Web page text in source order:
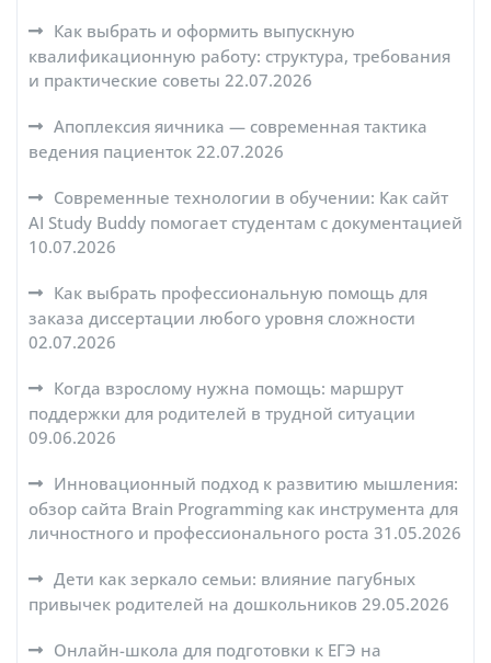
Как выбрать и оформить выпускную
квалификационную работу: структура, требования
и практические советы 22.07.2026
Апоплексия яичника — современная тактика
ведения пациенток 22.07.2026
Современные технологии в обучении: Как сайт
AI Study Buddy помогает студентам с документацией
10.07.2026
Как выбрать профессиональную помощь для
заказа диссертации любого уровня сложности
02.07.2026
Когда взрослому нужна помощь: маршрут
поддержки для родителей в трудной ситуации
09.06.2026
Инновационный подход к развитию мышления:
обзор сайта Brain Programming как инструмента для
личностного и профессионального роста 31.05.2026
Дети как зеркало семьи: влияние пагубных
привычек родителей на дошкольников 29.05.2026
Онлайн-школа для подготовки к ЕГЭ на